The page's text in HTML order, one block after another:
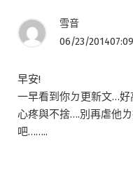
雪音
06/23/
早安!
一早看到你ㄉ更新文…
心疼與不捨….別再虐他
吧……..